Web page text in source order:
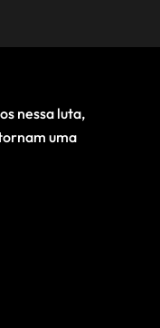
nessa luta,
uma